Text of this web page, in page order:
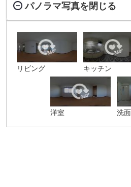
パノラマ写真を閉じる
リビング キッチン
洋室 洗